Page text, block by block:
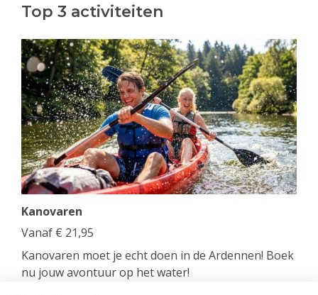
Top 3 activiteiten
Kanovaren
Vanaf € 21,95
Kanovaren moet je echt doen in de Ardennen! Boek
nu jouw avontuur op het water!